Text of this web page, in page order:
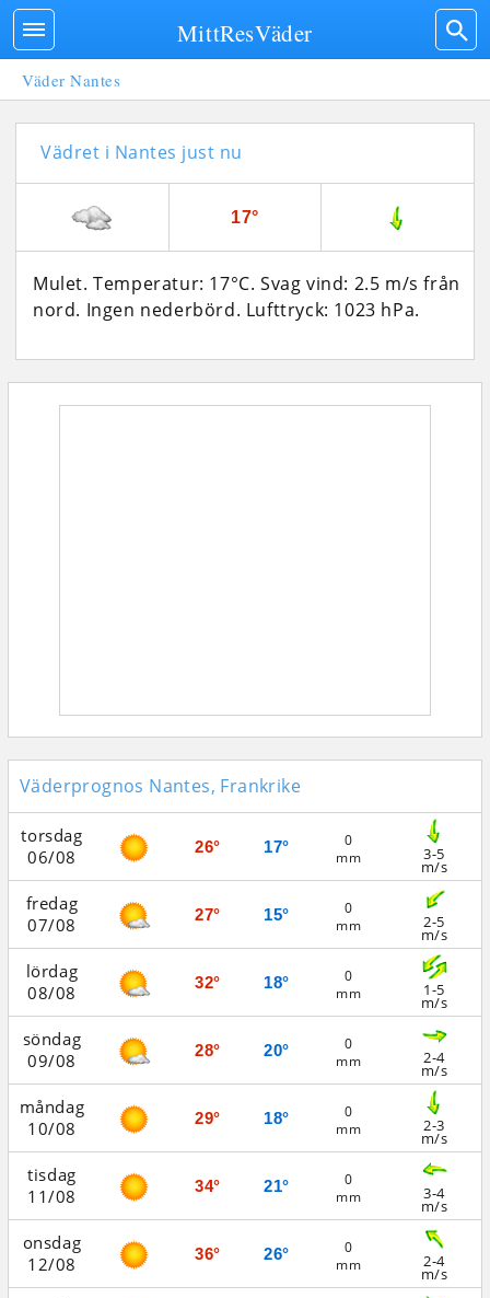
Väder Nantes
Vädret i Nantes just nu
17°
Mulet. Temperatur: 17°C. Svag vind: 2.5 m/s från
nord. Ingen nederbörd. Lufttryck: 1023 hPa.
Väderprognos Nantes, Frankrike
torsdag
06/08
fredag
07/08
lördag
08/08
söndag
09/08
måndag
10/08
tisdag
11/08
onsdag
12/08
26°
27°
32°
28°
29°
34°
36°
17°
15°
18°
20°
18°
21°
26°
0
mm
0
mm
0
mm
0
mm
0
mm
0
mm
0
mm
3-5
m/s
2-5
m/s
1-5
m/s
2-4
m/s
2-3
m/s
3-4
m/s
2-4
m/s
MittResVäder